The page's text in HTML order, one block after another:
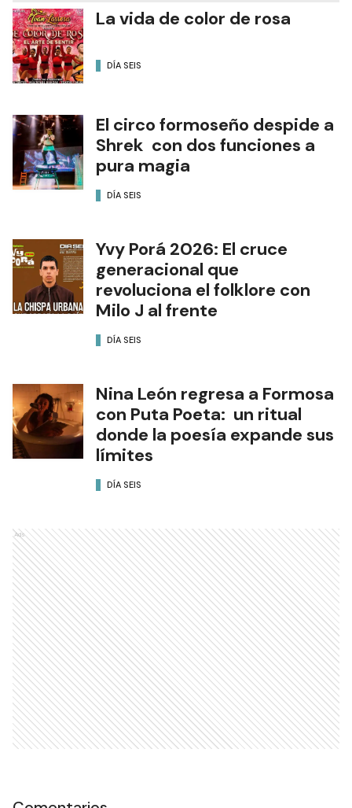
La vida de color de rosa
DÍA SEIS
El circo formoseño despide a
Shrek con dos funciones a
pura magia
DÍA SEIS
Yvy Porá 2026: El cruce
generacional que
revoluciona el folklore con
Milo J al frente
DÍA SEIS
Nina León regresa a Formosa
con Puta Poeta: un ritual
donde la poesía expande sus
límites
DÍA SEIS
Ads